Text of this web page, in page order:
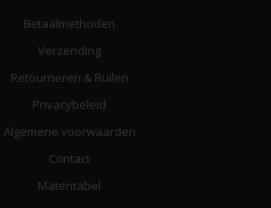
Betaalmethoden
Verzending
Retourneren & Ruilen
Privacybeleid
Algemene voorwaarden
Contact
Matentabel